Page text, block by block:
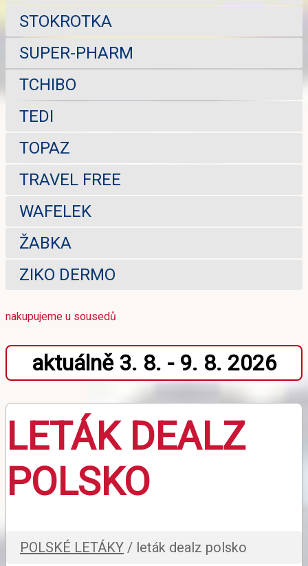
STOKROTKA
SUPER-PHARM
TCHIBO
TEDI
TOPAZ
TRAVEL FREE
WAFELEK
ŽABKA
ZIKO DERMO
nakupujeme u sousedů
aktuálně 3. 8. - 9. 8. 2026
LETÁK DEALZ
POLSKO
POLSKÉ LETÁKY / leták dealz polsko